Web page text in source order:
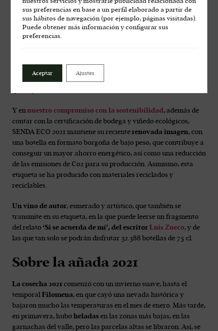
SENDA ECO 2021 es, una añada más, el tinto más fresco de Las
Moradas de San Martín. Una garnacha perfecta para tomar
en barra con un aperitivo, acompañar un bocadillo de
Y en nuestro compromiso con la sostenibilidad, además de
contar con la certificación de bodega y viñedo ecológicos,
SENDA ECO 2021 mantiene su reciente renovada imagen, con
una botella en formato borgoña de bajo peso, que contribuye a
conseguir un mayor ahorro energético, así como una reducción
de las emisiones de C02 para su producción. Asimismo, esta
etiqueta se ha producido con materiales reciclados y
reciclables.
Un vino de autor, esmerado y artístico, que también se
transmite en su etiqueta, en la que puede leerse un fragmento
del relato ‘Si se acuerda de mí’, del escritor Luis Zueco, y de
las que tan solo se podrán disfrutar 32.388 botellas de 75 cl.
Sobre la añada 2021
La cosecha 2021 comenzó con un invierno suave, hasta el
temporal Filomena, en que cayó una nevada histórica y
bajaron mucho las temperaturas en el mes de enero. Más tarde,
en primavera, hubo heladas en las zonas más bajas, en las
garnachas del valle, pero las parcelas altas se libraron. Así, se
sus preferencias en base a un perfil elaborado a partir de
sus hábitos de navegación (por ejemplo, páginas visitadas).
Puede obtener más información y configurar sus
preferencias.
Aceptar Ajustes